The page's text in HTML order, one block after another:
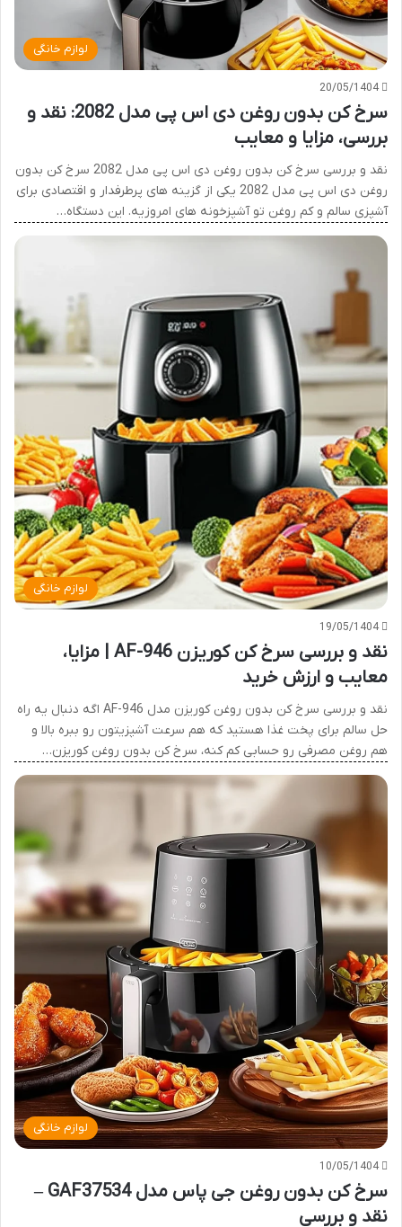
لوازم خانگی
20/05/1404
سرخ کن بدون روغن دی اس پی مدل 2082: نقد و
بررسی، مزایا و معایب
نقد و بررسی سرخ کن بدون روغن دی اس پی مدل 2082 سرخ کن بدون
روغن دی اس پی مدل 2082 یکی از گزینه های پرطرفدار و اقتصادی برای
آشپزی سالم و کم روغن تو آشپزخونه های امروزیه. این دستگاه…
لوازم خانگی
19/05/1404
نقد و بررسی سرخ کن کوریزن AF-946 | مزایا،
معایب و ارزش خرید
نقد و بررسی سرخ کن بدون روغن کوریزن مدل AF-946 اگه دنبال یه راه
حل سالم برای پخت غذا هستید که هم سرعت آشپزیتون رو ببره بالا و
هم روغن مصرفی رو حسابی کم کنه، سرخ کن بدون روغن کوریزن…
لوازم خانگی
10/05/1404
سرخ کن بدون روغن جی پاس مدل GAF37534 –
نقد و بررسی